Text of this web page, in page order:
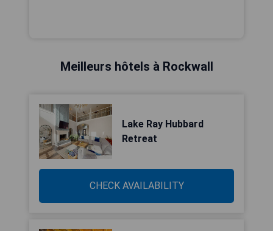
Meilleurs hôtels à Rockwall
Lake Ray Hubbard
Retreat
CHECK AVAILABILITY